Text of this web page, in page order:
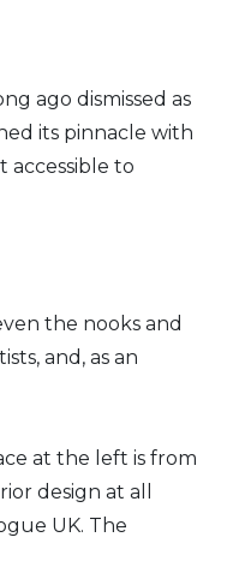
ago dismissed as
its pinnacle with
accessible to
the nooks and
and, as an
at the left is from
design at all
UK. The